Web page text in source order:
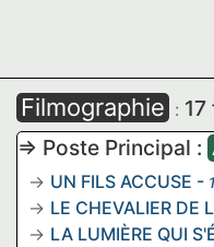
Filmographie :
=> Poste Principal :
UN FILS ACCUSE -
LE CHEVALIER DE
LA LUMIÈRE QUI